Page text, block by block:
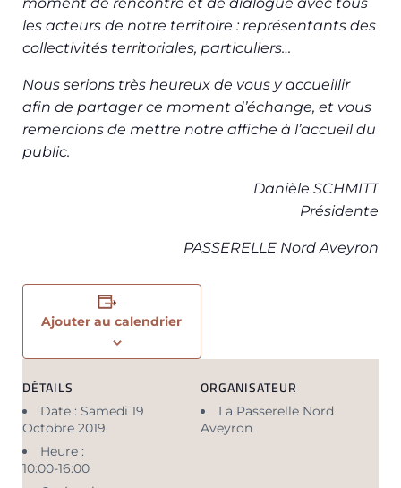
moment de rencontre et de dialogue avec tous
les acteurs de notre territoire : représentants des
collectivités territoriales, particuliers…
Nous serions très heureux de vous y accueillir
afin de partager ce moment d’échange, et vous
remercions de mettre notre affiche à l’accueil du
public.
Danièle SCHMITT
Présidente
PASSERELLE Nord Aveyron
Ajouter au calendrier
DÉTAILS
Date : Samedi 19
Octobre 2019
Heure :
10:00-16:00
ORGANISATEUR
La Passerelle Nord
Aveyron